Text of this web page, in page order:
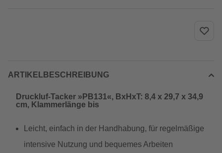
ARTIKELBESCHREIBUNG
Druckluf-Tacker »PB131«, BxHxT: 8,4 x 29,7 x 34,9
cm, Klammerlänge bis
Leicht, einfach in der Handhabung, für regelmäßige
intensive Nutzung und bequemes Arbeiten